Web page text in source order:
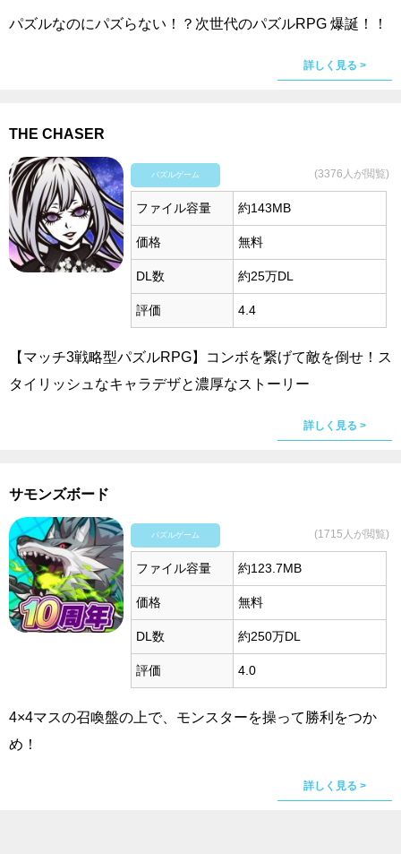
パズルなのにパズらない！？次世代のパズルRPG 爆誕！！
詳しく見る >
THE CHASER
パズルゲーム (3376人が閲覧)
ファイル容量 約143MB
価格 無料
DL数 約25万DL
評価 4.4
【マッチ3戦略型パズルRPG】コンボを繋げて敵を倒せ！ス
タイリッシュなキャラデザと濃厚なストーリー
詳しく見る >
サモンズボード
パズルゲーム (1715人が閲覧)
ファイル容量 約123.7MB
価格 無料
DL数 約250万DL
評価 4.0
4×4マスの召喚盤の上で、モンスターを操って勝利をつか
め！
詳しく見る >